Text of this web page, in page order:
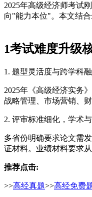
2025年高级经济师考试
向"能力本位"。本文结
1考试难度升级
1. 题型灵活度与跨学科
2025年《高级经济实务
战略管理、市场营销、
2. 评审标准细化，学术
多省份明确要求论文需
证材料。业绩材料要求
推荐点击:
>>高经真题>>高经免费